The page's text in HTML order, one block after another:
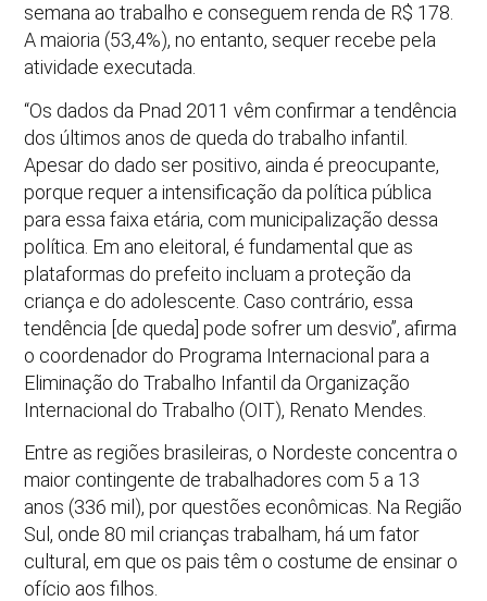
semana ao trabalho e conseguem renda de R$ 178.
A maioria (53,4%), no entanto, sequer recebe pela
atividade executada.
“Os dados da Pnad 2011 vêm confirmar a tendência
dos últimos anos de queda do trabalho infantil.
Apesar do dado ser positivo, ainda é preocupante,
porque requer a intensificação da política pública
para essa faixa etária, com municipalização dessa
política. Em ano eleitoral, é fundamental que as
plataformas do prefeito incluam a proteção da
criança e do adolescente. Caso contrário, essa
tendência [de queda] pode sofrer um desvio”, afirma
o coordenador do Programa Internacional para a
Eliminação do Trabalho Infantil da Organização
Internacional do Trabalho (OIT), Renato Mendes.
Entre as regiões brasileiras, o Nordeste concentra o
maior contingente de trabalhadores com 5 a 13
anos (336 mil), por questões econômicas. Na Região
Sul, onde 80 mil crianças trabalham, há um fator
cultural, em que os pais têm o costume de ensinar o
ofício aos filhos.